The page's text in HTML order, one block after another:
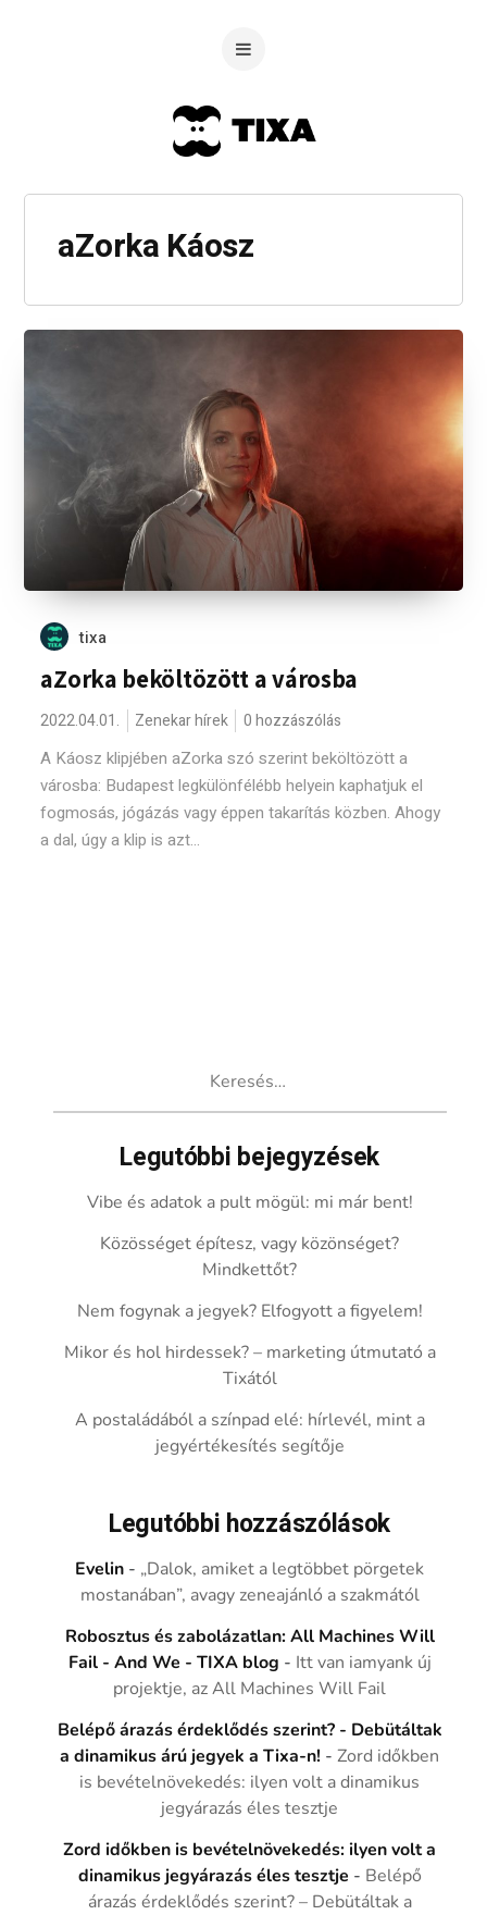
aZorka Káosz
tixa
aZorka beköltözött a városba
2022.04.01. Zenekar hírek 0 hozzászólás
A Káosz klipjében aZorka szó szerint beköltözött a
városba: Budapest legkülönfélébb helyein kaphatjuk el
fogmosás, jógázás vagy éppen takarítás közben. Ahogy
a dal, úgy a klip is azt...
Legutóbbi bejegyzések
Vibe és adatok a pult mögül: mi már bent!
Közösséget építesz, vagy közönséget?
Mindkettőt?
Nem fogynak a jegyek? Elfogyott a figyelem!
Mikor és hol hirdessek? – marketing útmutató a
Tixától
A postaládából a színpad elé: hírlevél, mint a
jegyértékesítés segítője
Legutóbbi hozzászólások
Evelin - „Dalok, amiket a legtöbbet pörgetek
mostanában”, avagy zeneajánló a szakmától
Robosztus és zabolázatlan: All Machines Will
Fail - And We - TIXA blog - Itt van iamyank új
projektje, az All Machines Will Fail
Belépő árazás érdeklődés szerint? - Debütáltak
a dinamikus árú jegyek a Tixa-n! -Zord időkben
is bevételnövekedés: ilyen volt a dinamikus
jegyárazás éles tesztje
Zord időkben is bevételnövekedés: ilyen volt a
dinamikus jegyárazás éles tesztje - Belépő
árazás érdeklődés szerint? – Debütáltak a